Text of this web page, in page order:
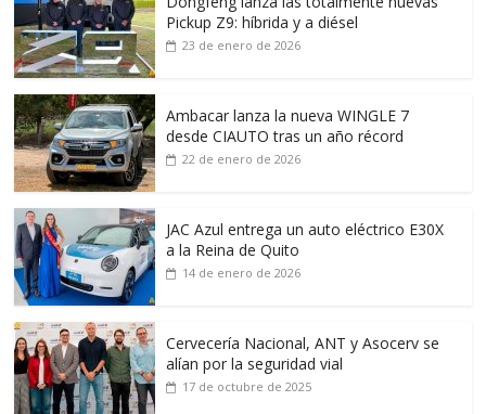
Pickup Z9: híbrida y a diésel
23 de enero de 2026
Ambacar lanza la nueva WINGLE 7
desde CIAUTO tras un año récord
22 de enero de 2026
JAC Azul entrega un auto eléctrico E30X
a la Reina de Quito
14 de enero de 2026
Cervecería Nacional, ANT y Asocerv se
alían por la seguridad vial
17 de octubre de 2025